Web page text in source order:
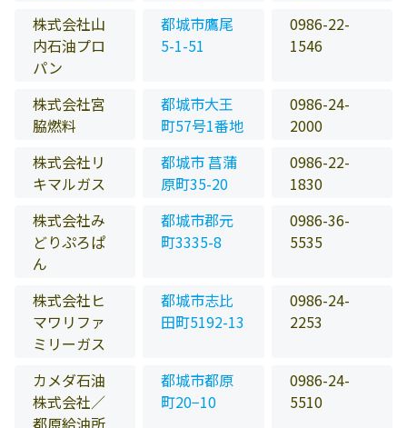
株式会社山
内石油プロ
パン
都城市鷹尾
5-1-51
0986-22-
1546
株式会社宮
脇燃料
都城市大王
町57号1番地
0986-24-
2000
株式会社リ
キマルガス
都城市 菖蒲
原町35-20
0986-22-
1830
株式会社み
どりぷろぱ
ん
都城市郡元
町3335-8
0986-36-
5535
株式会社ヒ
マワリファ
ミリーガス
都城市志比
田町5192-13
0986-24-
2253
カメダ石油
株式会社／
都城市都原
町20−10
0986-24-
5510